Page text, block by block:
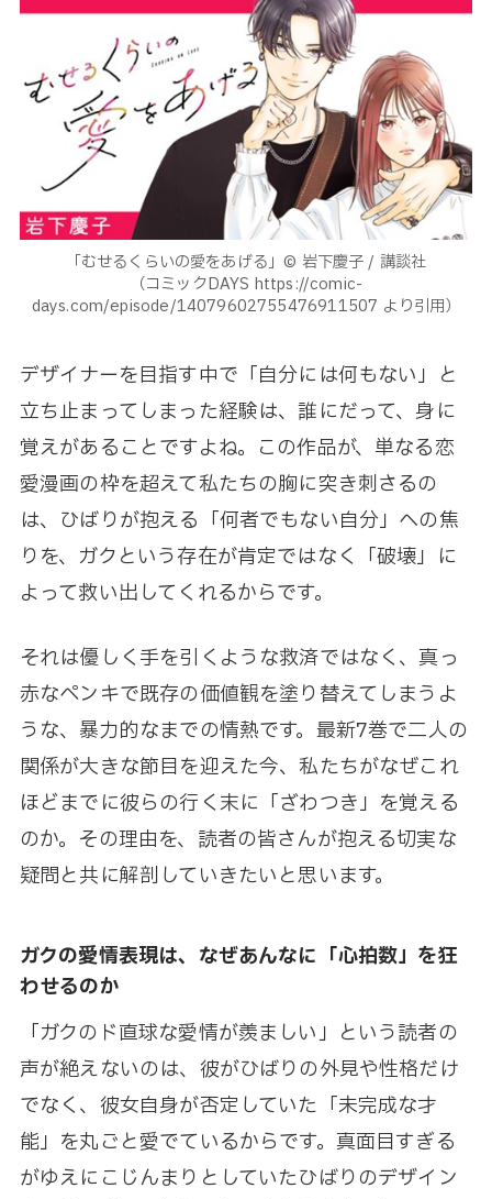
「むせるくらいの愛をあげる」© 岩下慶子 / 講談社
（コミックDAYS https://comic-
days.com/episode/14079602755476911507 より引用）
デザイナーを目指す中で「自分には何もない」と
立ち止まってしまった経験は、誰にだって、身に
覚えがあることですよね。この作品が、単なる恋
愛漫画の枠を超えて私たちの胸に突き刺さるの
は、ひばりが抱える「何者でもない自分」への焦
りを、ガクという存在が肯定ではなく「破壊」に
よって救い出してくれるからです。
それは優しく手を引くような救済ではなく、真っ
赤なペンキで既存の価値観を塗り替えてしまうよ
うな、暴力的なまでの情熱です。最新7巻で二人の
関係が大きな節目を迎えた今、私たちがなぜこれ
ほどまでに彼らの行く末に「ざわつき」を覚える
のか。その理由を、読者の皆さんが抱える切実な
疑問と共に解剖していきたいと思います。
ガクの愛情表現は、なぜあんなに「心拍数」を狂
わせるのか
「ガクのド直球な愛情が羨ましい」という読者の
声が絶えないのは、彼がひばりの外見や性格だけ
でなく、彼女自身が否定していた「未完成な才
能」を丸ごと愛でているからです。真面目すぎる
がゆえにこじんまりとしていたひばりのデザイン